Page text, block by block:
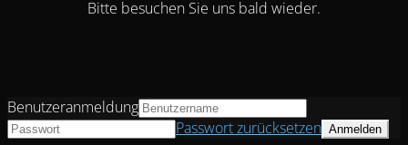
Bitte besuchen Sie uns bald wieder.
Benutzeranmeldung
Passwort zurücksetzen